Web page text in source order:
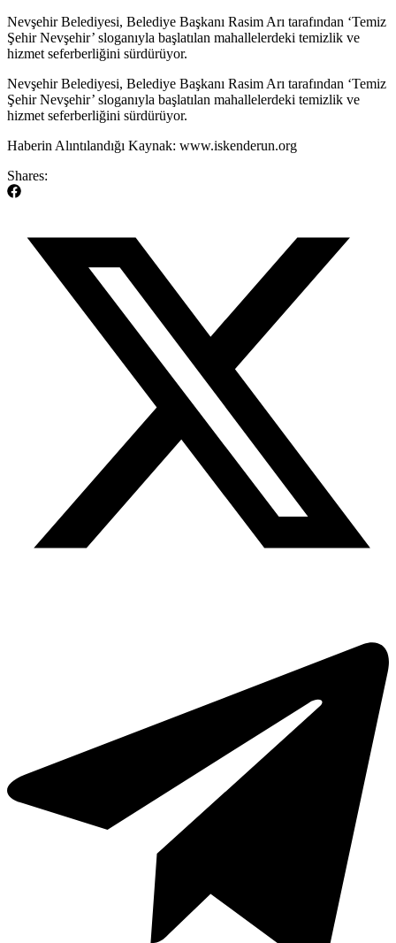
Nevşehir Belediyesi, Belediye Başkanı Rasim Arı tarafından ‘Temiz
Şehir Nevşehir’ sloganıyla başlatılan mahallelerdeki temizlik ve
hizmet seferberliğini sürdürüyor.
​Nevşehir Belediyesi, Belediye Başkanı Rasim Arı tarafından ‘Temiz
Şehir Nevşehir’ sloganıyla başlatılan mahallelerdeki temizlik ve
hizmet seferberliğini sürdürüyor.
​Haberin Alıntılandığı Kaynak: www.iskenderun.org
Shares: